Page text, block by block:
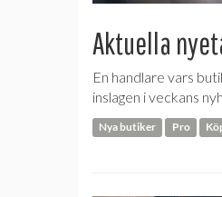
Aktuella
En handlare vars
inslagen i veckans
Nya butiker Pro